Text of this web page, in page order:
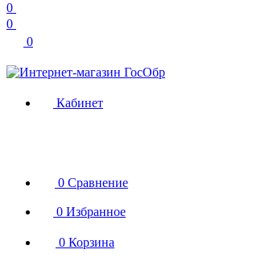
0
0
0
Кабинет
0 Сравнение
0 Избранное
0 Корзина